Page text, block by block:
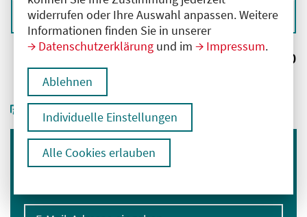
widerrufen oder Ihre Auswahl anpassen. Weitere
Informationen finden Sie in unserer
Datenschutzerklärung und im Impressum.
Ablehnen
Individuelle Einstellungen
Alle Cookies erlauben
Sortieren nach
Ergebnisse: 0
Immer informiert bleiben
E-Mail-Adresse eingeben